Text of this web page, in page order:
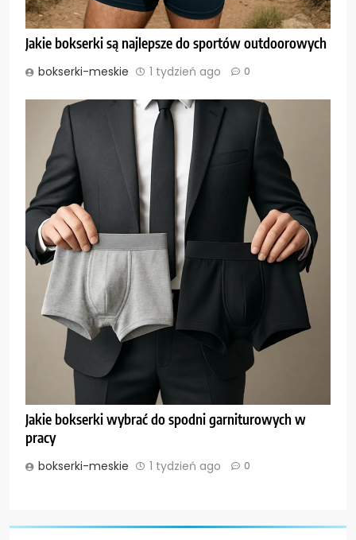
Jakie bokserki są najlepsze do sportów outdoorowych
bokserki-meskie 1 tydzień ago 0
Jakie bokserki wybrać do spodni garniturowych w
pracy
bokserki-meskie 1 tydzień ago 0